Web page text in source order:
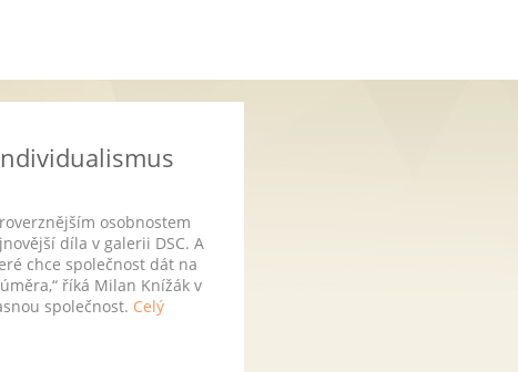
osobnostem
díla v galerii DSC. A
chce společnost dát na
říká Milan Knížák v
společnost. Celý